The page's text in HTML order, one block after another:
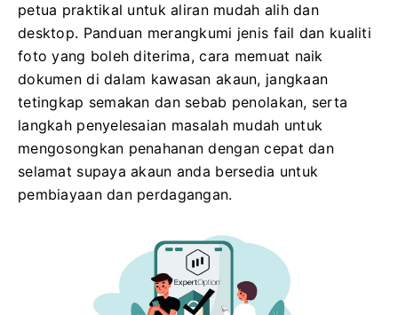
petua praktikal untuk aliran mudah alih dan
desktop. Panduan merangkumi jenis fail dan kualiti
foto yang boleh diterima, cara memuat naik
dokumen di dalam kawasan akaun, jangkaan
tetingkap semakan dan sebab penolakan, serta
langkah penyelesaian masalah mudah untuk
mengosongkan penahanan dengan cepat dan
selamat supaya akaun anda bersedia untuk
pembiayaan dan perdagangan.